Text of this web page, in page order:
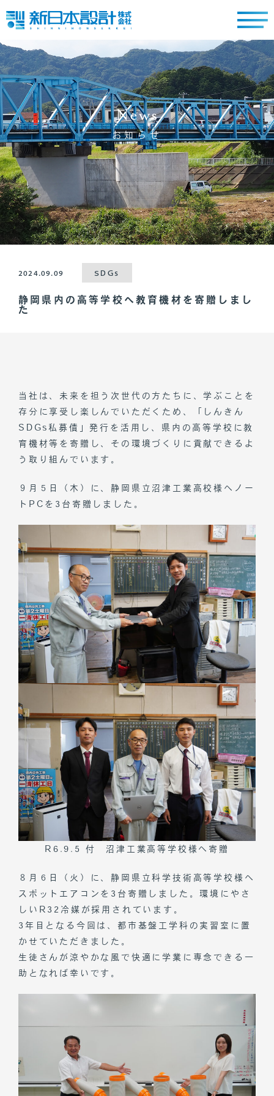
News
お知らせ
2024.09.09 SDGs
静岡県内の高等学校へ教育機材を寄贈しまし
た
当社は、未来を担う次世代の方たちに、学ぶことを
存分に享受し楽しんでいただくため、「しんきん
SDGs私募債」発行を活用し、県内の高等学校に教
育機材等を寄贈し、その環境づくりに貢献できるよ
う取り組んでいます。
９月５日（木）に、静岡県立沼津工業高校様へノー
トPCを3台寄贈しました。
R6.9.5 付 沼津工業高等学校様へ寄贈
８月６日（火）に、静岡県立科学技術高等学校様へ
スポットエアコンを3台寄贈しました。環境にやさ
しいR32冷媒が採用されています。
3年目となる今回は、都市基盤工学科の実習室に置
かせていただきました。
生徒さんが涼やかな風で快適に学業に専念できる一
助となれば幸いです。